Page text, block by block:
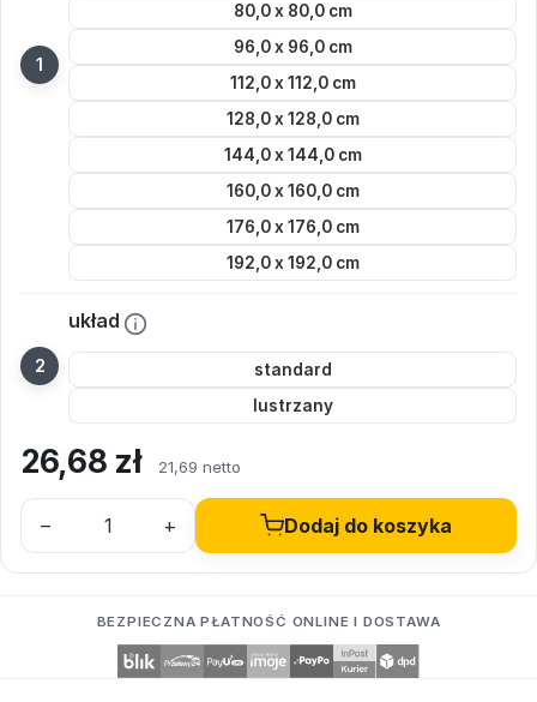
80,0 x 80,0 cm
96,0 x 96,0 cm
112,0 x 112,0 cm
128,0 x 128,0 cm
144,0 x 144,0 cm
160,0 x 160,0 cm
176,0 x 176,0 cm
192,0 x 192,0 cm
układ
standard
lustrzany
26,68 zł 21,69 netto
– + Dodaj do koszyka
BEZPIECZNA PŁATNOŚĆ ONLINE I DOSTAWA